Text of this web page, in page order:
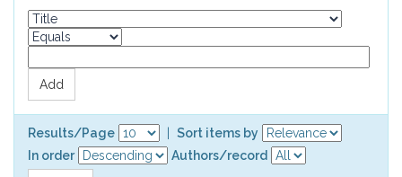
Results/Page
Sort items by
In order
Authors/record